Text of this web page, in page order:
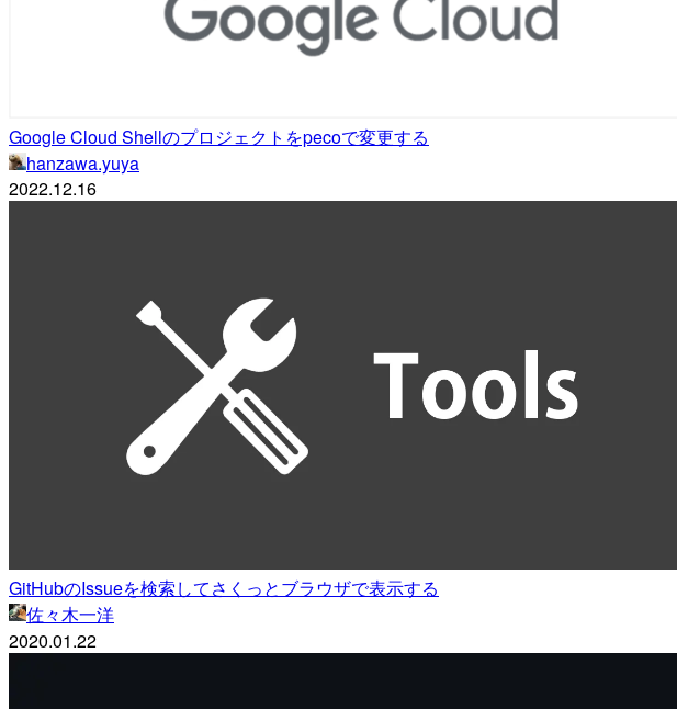
Google Cloud Shellのプロジェクトをpecoで変更する
hanzawa.yuya
2022.12.16
GitHubのIssueを検索してさくっとブラウザで表示する
佐々木一洋
2020.01.22